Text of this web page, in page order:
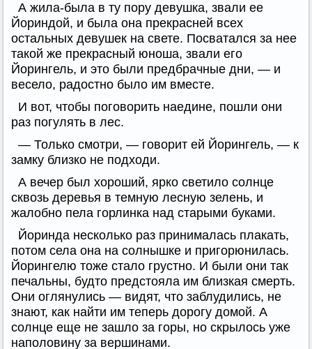
А жила-была в ту пору девушка, звали ее
Йориндой, и была она прекрасней всех
остальных девушек на свете. Посватался за нее
такой же прекрасный юноша, звали его
Йорингель, и это были предбрачные дни, — и
весело, радостно было им вместе.
И вот, чтобы поговорить наедине, пошли они
раз погулять в лес.
— Только смотри, — говорит ей Йорингель, — к
замку близко не подходи.
А вечер был хороший, ярко светило солнце
сквозь деревья в темную лесную зелень, и
жалобно пела горлинка над старыми буками.
Йоринда несколько раз принималась плакать,
потом села она на солнышке и пригорюнилась.
Йорингелю тоже стало грустно. И были они так
печальны, будто предстояла им близкая смерть.
Они оглянулись — видят, что заблудились, не
знают, как найти им теперь дорогу домой. А
солнце еще не зашло за горы, но скрылось уже
наполовину за вершинами.